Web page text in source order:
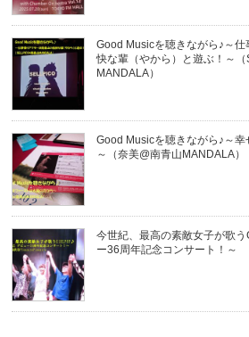
Good Musicを聴きながら♪～
快な輩（やから）と遊ぶ！～
MANDALA）
Good Musicを聴きながら♪～
～（奈美@南青山MANDALA）
今世紀、最高の素敵女子が歌
ー36周年記念コンサート！～